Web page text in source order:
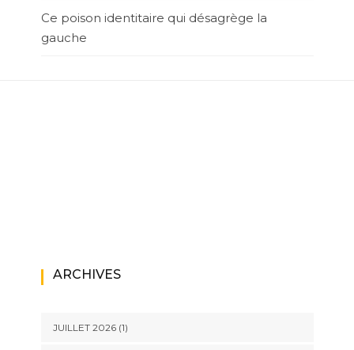
Ce poison identitaire qui désagrège la
gauche
ARCHIVES
JUILLET 2026(1)